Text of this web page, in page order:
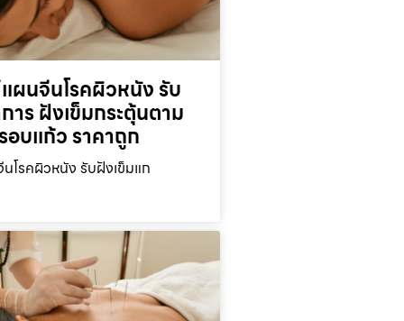
ผนจีนโรคผิวหนัง รับ
าร ฝังเข็มกระตุ้นตาม
อบแก้ว ราคาถูก
โรคผิวหนัง รับฝังเข็มแก